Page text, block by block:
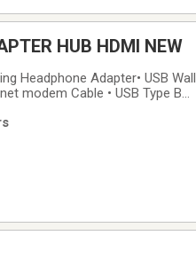
HUB HDMI NEW
Headphone Adapter• USB Wall
modem Cable • USB Type B